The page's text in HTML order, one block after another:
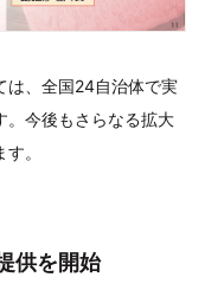
は、全国24自治体で実
。今後もさらなる拡大
。
供を開始